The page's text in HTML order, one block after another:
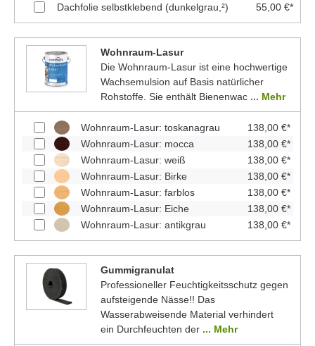
Dachfolie selbstklebend (dunkelgrau,²) 55,00 €*
Wohnraum-Lasur
Die Wohnraum-Lasur ist eine hochwertige
Wachsemulsion auf Basis natürlicher
Rohstoffe. Sie enthält Bienenwac ... Mehr
Wohnraum-Lasur: toskanagrau
138,00 €*
Wohnraum-Lasur: mocca
138,00 €*
Wohnraum-Lasur: weiß
138,00 €*
Wohnraum-Lasur: Birke
138,00 €*
Wohnraum-Lasur: farblos
138,00 €*
Wohnraum-Lasur: Eiche
138,00 €*
Wohnraum-Lasur: antikgrau
138,00 €*
Gummigranulat
Professioneller Feuchtigkeitsschutz gegen
aufsteigende Nässe!! Das
Wasserabweisende Material verhindert
ein Durchfeuchten der ... Mehr